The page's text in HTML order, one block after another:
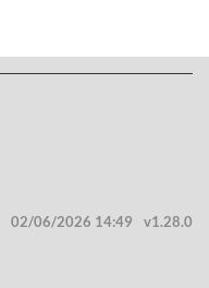
02/06/2026 14:49 v1.28.0